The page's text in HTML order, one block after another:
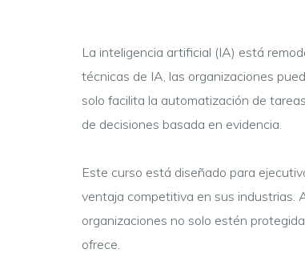
La inteligencia artificial (IA) está
técnicas de IA, las organizaciones
solo facilita la automatización de
de decisiones basada en evidencia.
Este curso está diseñado para
ventaja competitiva en sus industrias.
organizaciones no solo estén
ofrece.